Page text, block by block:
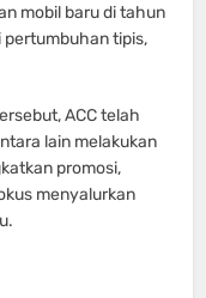
mobil baru di tahun
pertumbuhan tipis,
ACC telah
lain melakukan
promosi,
menyalurkan